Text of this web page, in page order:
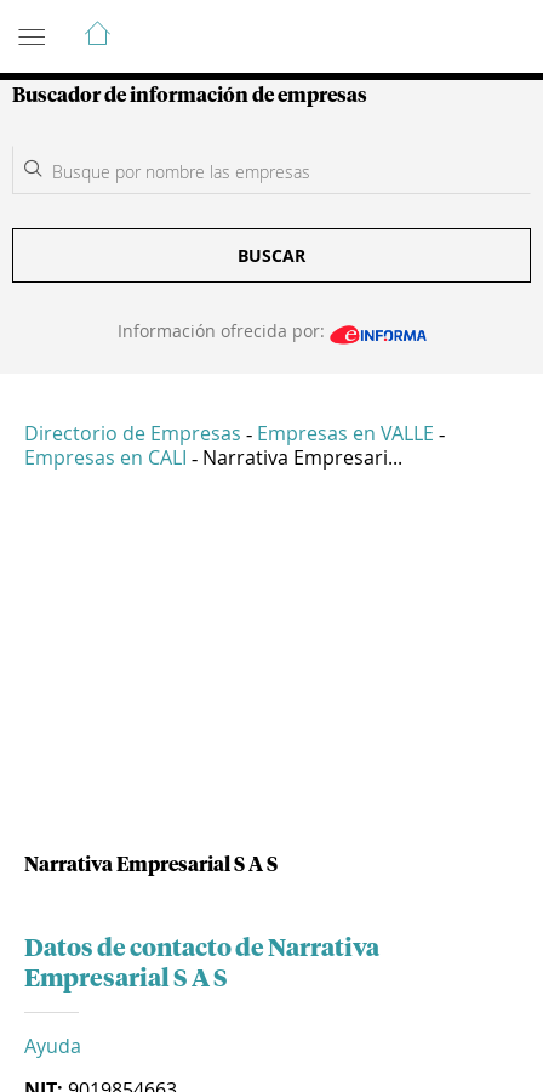
Guía de Empresas Colombianas
Buscador de información de empresas
BUSCAR
Información ofrecida por:
Directorio de Empresas - Empresas en VALLE -
Empresas en CALI - Narrativa Empresari...
Narrativa Empresarial S A S
Datos de contacto de Narrativa
Empresarial S A S
Ayuda